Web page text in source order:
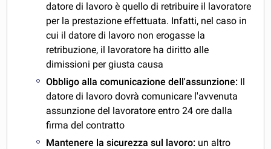
datore di lavoro è quello di retribuire il lavoratore
per la prestazione effettuata. Infatti, nel caso in
cui il datore di lavoro non erogasse la
retribuzione, il lavoratore ha diritto alle
dimissioni per giusta causa
Obbligo alla comunicazione dell'assunzione: Il
datore di lavoro dovrà comunicare l'avvenuta
assunzione del lavoratore entro 24 ore dalla
firma del contratto
Mantenere la sicurezza sul lavoro: un altro